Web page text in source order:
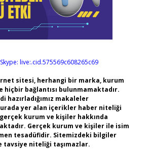
Skype: live:.cid.575569c608265c69
sitesi, herhangi bir marka, kurum
hiçbir bağlantısı bulunmamaktadır.
hazırladığımız makaleler
yer alan içerikler haber niteliği
kurum ve kişiler hakkında
Gerçek kurum ve kişiler ile isim
tesadüfidir. Sitemizdeki bilgiler
tavsiye niteliği taşımazlar.